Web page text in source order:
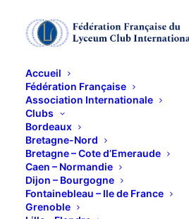
Accueil
Fédération Française
Association Internationale
Clubs
Bordeaux
Bretagne-Nord
Bretagne – Cote d’Emeraude
Caen – Normandie
Dijon – Bourgogne
Fontainebleau – Ile de France
Grenoble
9 DÉCEMBRE 2019